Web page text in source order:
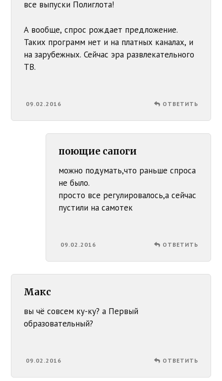
все выпуски Полиглота!
А вообще, спрос рождает предложение.
Таких программ нет и на платных каналах, и
на зарубежных. Сейчас эра развлекательного
ТВ.
09.02.2016 ОТВЕТИТЬ
поющие сапоги
можно подумать,что раньше спроса
не было.
просто все регулировалось,а сейчас
пустили на самотек
09.02.2016 ОТВЕТИТЬ
Макс
вы чё совсем ку-ку? а Первый
образовательный?
09.02.2016 ОТВЕТИТЬ